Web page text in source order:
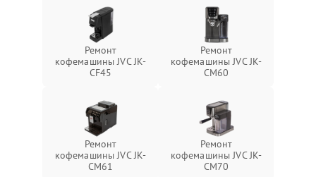
Ремонт
кофемашины JVC JK-
CF45
Ремонт
кофемашины JVC JK-
CM60
Ремонт
кофемашины JVC JK-
CM61
Ремонт
кофемашины JVC JK-
CM70